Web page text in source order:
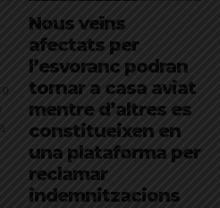
Nous veïns
afectats per
l’esvoranc podran
tornar a casa aviat
mentre d’altres es
constitueixen en
una plataforma per
reclamar
indemnitzacions